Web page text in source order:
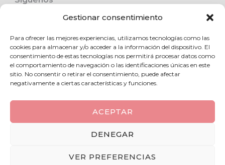
Gestionar consentimiento
Para ofrecer las mejores experiencias, utilizamos tecnologías como las
cookies para almacenar y/o acceder a la información del dispositivo. El
consentimiento de estas tecnologías nos permitirá procesar datos como
el comportamiento de navegación o las identificaciones únicas en este
sitio. No consentir o retirar el consentimiento, puede afectar
negativamente a ciertas características y funciones.
ACEPTAR
DENEGAR
VER PREFERENCIAS
e
b
o
o
k
t
a
g
r
a
m
h
t
s
a
p
p
Copyright © 2025 Kukadas.com | Todos los derechos reservados